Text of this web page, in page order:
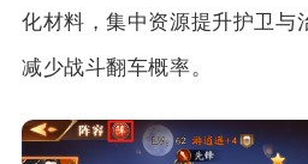
化材料，集中资源提升护卫与
减少战斗翻车概率。